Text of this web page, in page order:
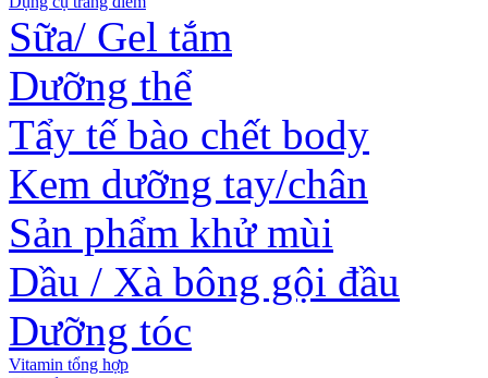
Sữa/ Gel tắm
Dưỡng thể
Tẩy tế bào chết body
Kem dưỡng tay/chân
Sản phẩm khử mùi
Dầu / Xà bông gội đầu
Dưỡng tóc
Vitamin tổng hợp